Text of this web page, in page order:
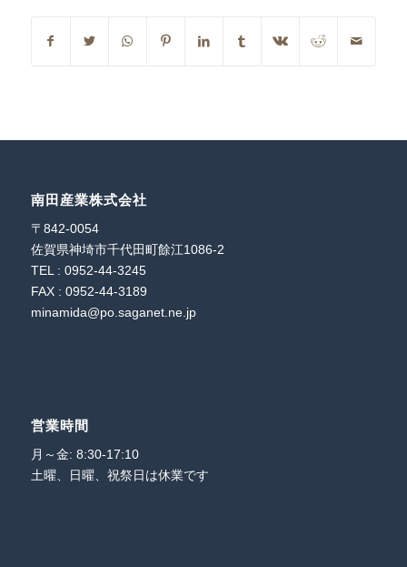
南田産業株式会社
〒842-0054
佐賀県神埼市千代田町餘江1086-2
TEL : 0952-44-3245
FAX : 0952-44-3189
minamida@po.saganet.ne.jp
営業時間
月～金: 8:30-17:10
土曜、日曜、祝祭日は休業です